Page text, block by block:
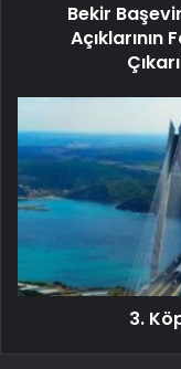
Bekir
Açıklarının
3.